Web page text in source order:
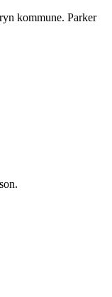
kommune. Parker